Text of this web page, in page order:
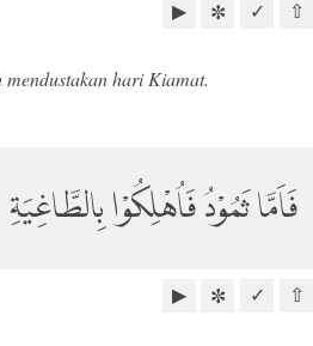
⇧
✓
✼
▶
mendustakan hari Kiamat.
فَاَمَّا ثَمُوْدُ فَاُهْلِكُوْا بِالطَّاغِيَةِ
⇧
✓
✼
▶